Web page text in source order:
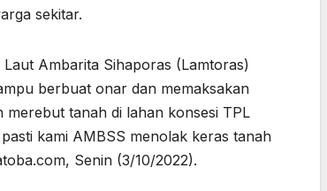
sekitar.
Ambarita Sihaporas (Lamtoras)
berbuat onar dan memaksakan
merebut tanah di lahan konsesi TPL
kami AMBSS menolak keras tanah
Senin (3/10/2022).